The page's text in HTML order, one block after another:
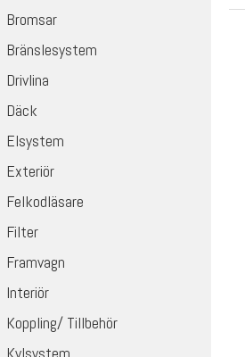
Bromsar
Bränslesystem
Drivlina
Däck
Elsystem
Exteriör
Felkodläsare
Filter
Framvagn
Interiör
Koppling/ Tillbehör